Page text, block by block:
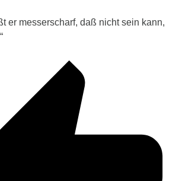
er messerscharf, daß nicht sein kann,